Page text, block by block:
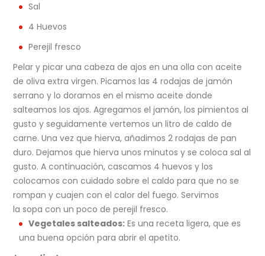
Sal
4 Huevos
Perejil fresco
Pelar y picar una cabeza de ajos en una olla con aceite
de oliva extra virgen. Picamos las 4 rodajas de jamón
serrano y lo doramos en el mismo aceite donde
salteamos los ajos. Agregamos el jamón, los pimientos al
gusto y seguidamente vertemos un litro de caldo de
carne. Una vez que hierva, añadimos 2 rodajas de pan
duro. Dejamos que hierva unos minutos y se coloca sal al
gusto. A continuación, cascamos 4 huevos y los
colocamos con cuidado sobre el caldo para que no se
rompan y cuajen con el calor del fuego. Servimos
la sopa con un poco de perejil fresco.
Vegetales salteados: Es una receta ligera, que es
una buena opción para abrir el apetito.